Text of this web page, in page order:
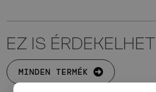
EZ IS ÉRDEKELHET
MINDEN TERMÉK